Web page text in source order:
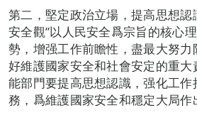
第二，堅定政治立場，提高思想認
安全觀”以人民安全爲宗旨的核心
勢，增强工作前瞻性，盡最大努
好維護國家安全和社會安定的重
能部門要提高思想認識，强化工
務，爲維護國家安全和穩定大局作